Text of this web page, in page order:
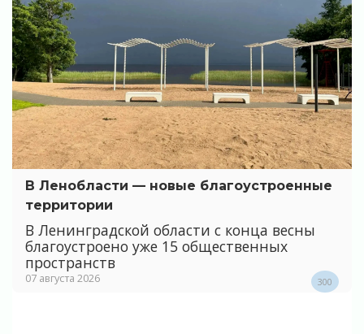
В Ленобласти — новые благоустроенные
территории
В Ленинградской области с конца весны
благоустроено уже 15 общественных
пространств
07 августа 2026 300